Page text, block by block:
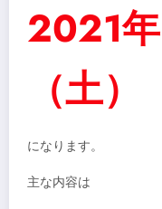
2021
（土）
になります。
主な内容は